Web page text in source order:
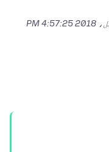
29 اپریل، 2018 4:57:25 PM